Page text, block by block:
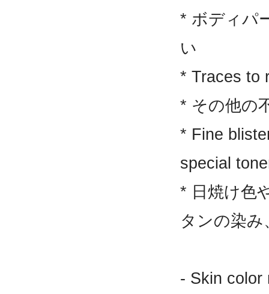
* ボディパ
い
* Traces to
* その他の
* Fine
special
* 日焼け色
タンの染
- Skin color